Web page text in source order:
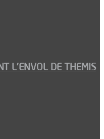
L’ENVOL DE THEMIS